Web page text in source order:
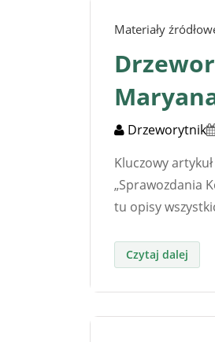
Materiały
Drzeworytnik
Kluczowy
„Sprawozdania
tu opisy